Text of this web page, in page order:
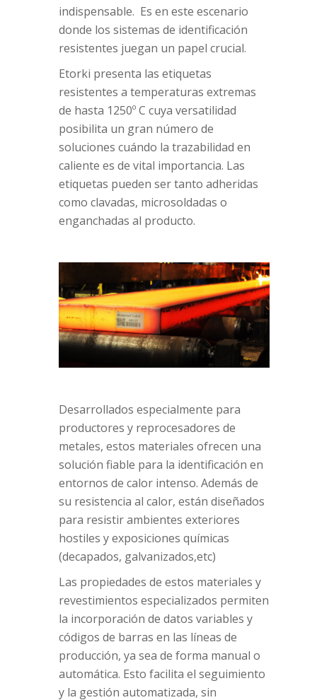
indispensable. Es en este escenario
donde los sistemas de identificación
resistentes juegan un papel crucial.
Etorki presenta las etiquetas
resistentes a temperaturas extremas
de hasta 1250º C cuya versatilidad
posibilita un gran número de
soluciones cuándo la trazabilidad en
caliente es de vital importancia. Las
etiquetas pueden ser tanto adheridas
como clavadas, microsoldadas o
enganchadas al producto.
Desarrollados especialmente para
productores y reprocesadores de
metales, estos materiales ofrecen una
solución fiable para la identificación en
entornos de calor intenso. Además de
su resistencia al calor, están diseñados
para resistir ambientes exteriores
hostiles y exposiciones químicas
(decapados, galvanizados,etc)
Las propiedades de estos materiales y
revestimientos especializados permiten
la incorporación de datos variables y
códigos de barras en las líneas de
producción, ya sea de forma manual o
automática. Esto facilita el seguimiento
y la gestión automatizada, sin